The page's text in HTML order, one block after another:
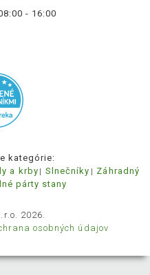
- 16:00
kategórie:
a krby Slnečníky
Záhradný
párty stany
2026.
osobných údajov